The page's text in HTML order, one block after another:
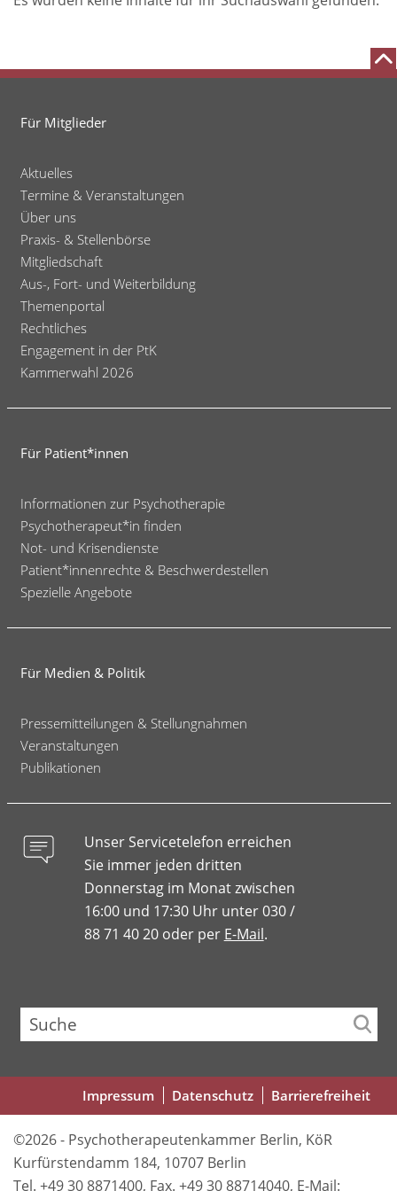
Für Mitglieder
Aktuelles
Termine & Veranstaltungen
Über uns
Praxis- & Stellenbörse
Mitgliedschaft
Aus-, Fort- und Weiterbildung
Themenportal
Rechtliches
Engagement in der PtK
Kammerwahl 2026
Für Patient*innen
Informationen zur Psychotherapie
Psychotherapeut*in finden
Not- und Krisendienste
Patient*innenrechte & Beschwerdestellen
Spezielle Angebote
Für Medien & Politik
Pressemitteilungen & Stellungnahmen
Veranstaltungen
Publikationen
Unser Servicetelefon erreichen
Sie immer jeden dritten
Donnerstag im Monat zwischen
16:00 und 17:30 Uhr unter 030 /
88 71 40 20 oder per E-Mail.
Suche
Fußbereichsmenü
Impressum Datenschutz Barrierefreiheit
©2026 - Psychotherapeutenkammer Berlin, KöR
Kurfürstendamm 184, 10707 Berlin
Tel. +49 30 8871400, Fax. +49 30 88714040, E-Mail: